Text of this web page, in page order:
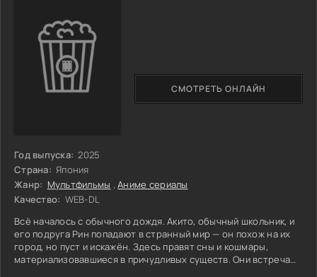
Год выпуска: 2025
Страна: Япония
Жанр: Мультфильмы ,Аниме сериалы
Качество: WEB-DL
Всё началось с обычного дождя. Акито, обычный школьник, и
его подруга Рин попадают в странный мир — он похож на их
город, но пуст и искажён. Здесь правят сны и кошмары,
материализовавшиеся в причудливых существ. Они встречают
СМОТРЕТЬ ОНЛАЙН